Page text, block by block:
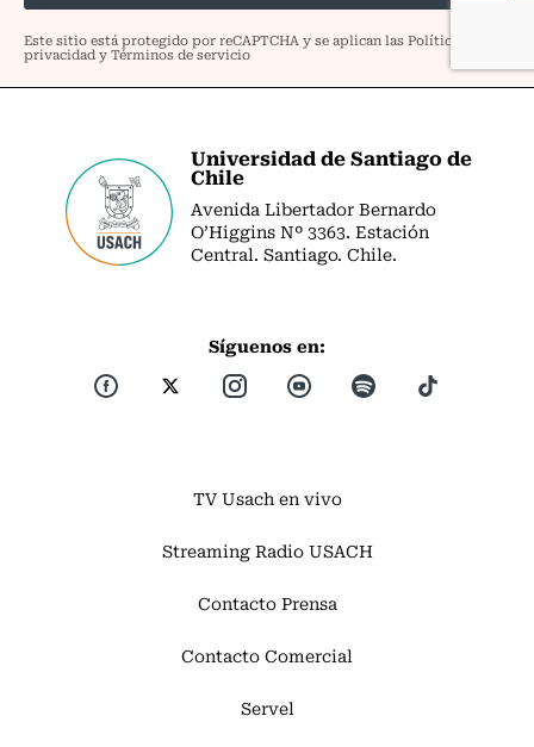
Universidad de Santiago de
Chile
Avenida Libertador Bernardo
O’Higgins Nº 3363. Estación
Central. Santiago. Chile.
Síguenos en:
TV Usach en vivo
Streaming Radio USACH
Contacto Prensa
Contacto Comercial
Servel